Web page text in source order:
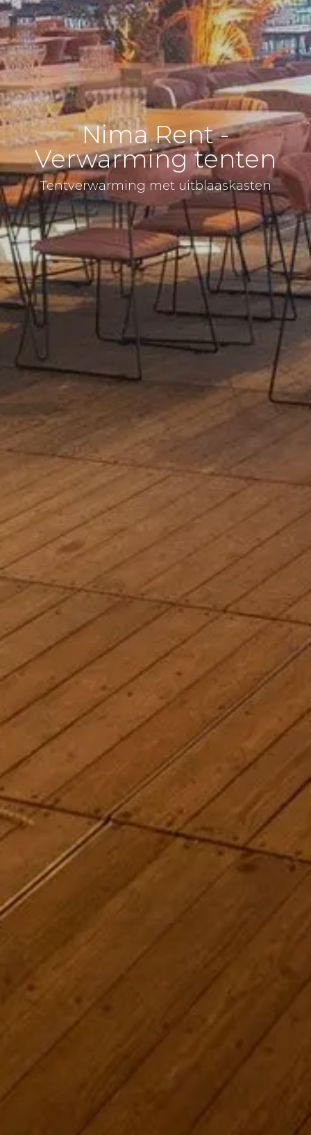
Nima Rent -
Verwarming tenten
Tentverwarming met uitblaaskasten